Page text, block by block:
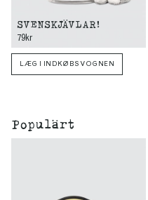
SVENSKJÄVLAR!
79kr
LÆG I INDKØBSVOGNEN
Populärt